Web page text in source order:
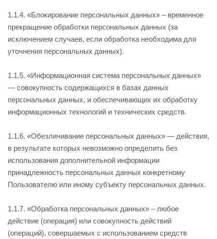
1.1.4. «Блокирование персональных данных» – временное
прекращение обработки персональных данных (за
исключением случаев, если обработка необходима для
уточнения персональных данных).
1.1.5. «Информационная система персональных данных»
— совокупность содержащихся в базах данных
персональных данных, и обеспечивающих их обработку
информационных технологий и технических средств.
1.1.6. «Обезличивание персональных данных» — действия,
в результате которых невозможно определить без
использования дополнительной информации
принадлежность персональных данных конкретному
Пользователю или иному субъекту персональных данных.
1.1.7. «Обработка персональных данных» – любое
действие (операция) или совокупность действий
(операций), совершаемых с использованием средств